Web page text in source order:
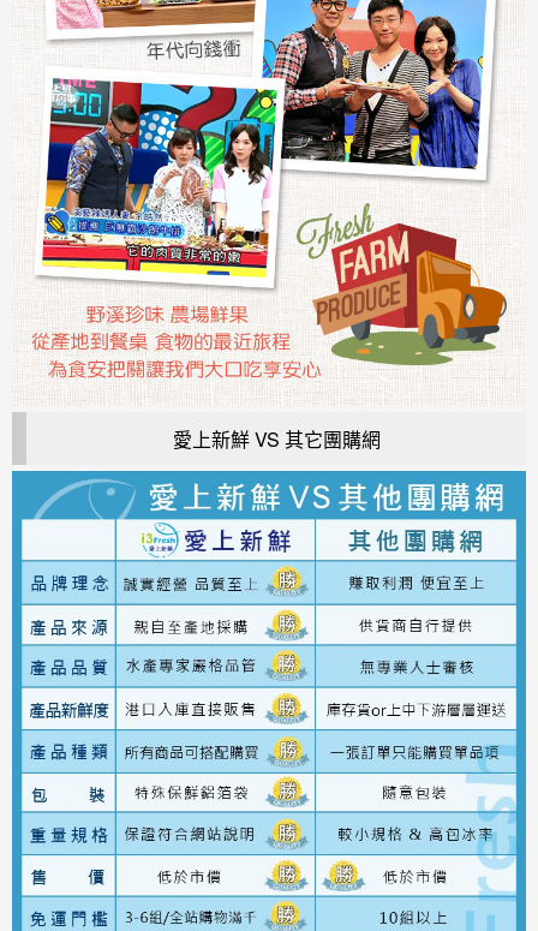
愛上新鮮 VS 其它團購網